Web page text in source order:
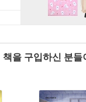
책을 구입하신 분